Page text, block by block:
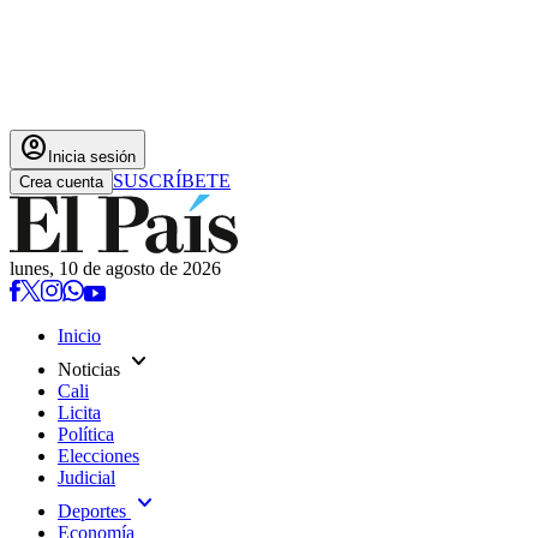
account_circle Inicia sesión
Crea cuenta SUSCRÍBETE
lunes, 10 de agosto de 2026
Inicio
Noticias expand_more
Cali
Licita
Política
Elecciones
Judicial
Deportes expand_more
Economía